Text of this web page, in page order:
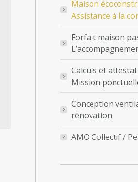
Maison
Assistance à la
Forfait maison
Calculs et
Mission
Conception
rénovation
AMO Collectif /